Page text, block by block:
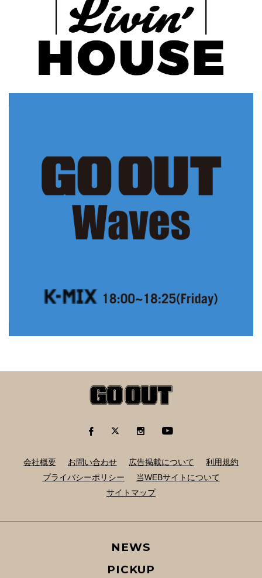
会社概要 お問い合わせ 広告掲載について
利用規約
プライバシーポリシー
当WEBサイトについて
サイトマップ
NEWS
PICKUP